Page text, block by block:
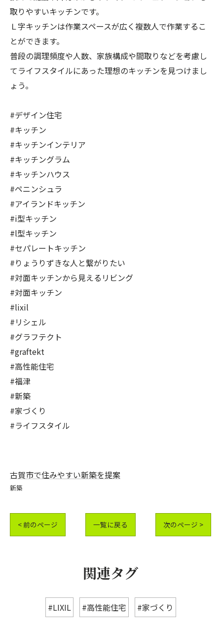
取りやすいキッチンです。
Ｌ字キッチンは作業スペースが広く複数人で作業するこ
とができます。
普段の調理頻度や人数、家族構成や間取りなどを考慮し
てライフスタイルにあった理想のキッチンを見つけまし
ょう。
#デザイン住宅
#キッチン
#キッチンインテリア
#キッチングラム
#キッチンハウス
#ペニンシュラ
#アイランドキッチン
#i型キッチン
#l型キッチン
#セパレートキッチン
#りょうりずきな人と繋がりたい
#対面キッチンから見えるリビング
#対面キッチン
#lixil
#リシェル
#グラフテクト
#graftekt
#高性能住宅
#福津
#新築
#家づくり
#ライフスタイル
古賀市で住みやすい新築を提案
新築
< 前のページ 一覧に戻る 次のページ >
関連タグ
#LIXIL #高性能住宅 #家づくり